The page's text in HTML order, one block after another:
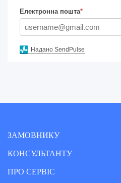
Електронна пошта*
Надано SendPulse
ЗАМОВНИКУ
КОНСУЛЬТАНТУ
ПРО СЕРВІС